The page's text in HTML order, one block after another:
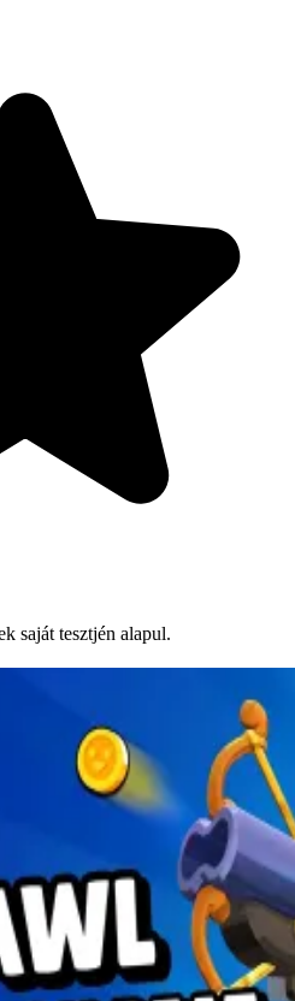
saját tesztjén alapul.